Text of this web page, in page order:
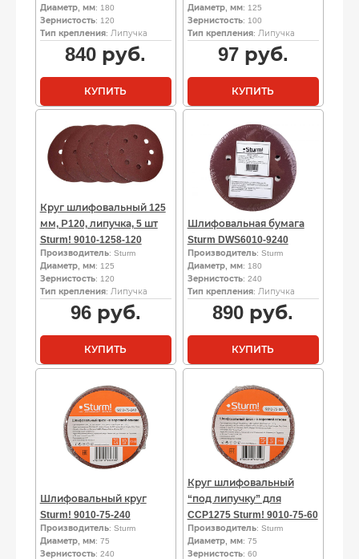
Диаметр, мм: 180
Зернистость: 120
Тип крепления: Липучка
840 руб.
КУПИТЬ
Диаметр, мм: 125
Зернистость: 100
Тип крепления: Липучка
97руб.
КУПИТЬ
Круг шлифовальный 125
мм, Р120, липучка, 5 шт
Sturm! 9010-1258-120
Производитель: Sturm
Диаметр, мм: 125
Зернистость: 120
Тип крепления: Липучка
96руб.
КУПИТЬ
Шлифовальная бумага
Sturm DWS6010-9240
Производитель: Sturm
Диаметр, мм: 180
Зернистость: 240
Тип крепления: Липучка
890 руб.
КУПИТЬ
Шлифовальный круг
Sturm! 9010-75-240
Производитель: Sturm
Диаметр, мм: 75
Зернистость: 240
Круг шлифовальный
“под липучку” для
CCP1275 Sturm! 9010-75-60
Производитель: Sturm
Диаметр, мм: 75
Зернистость: 60